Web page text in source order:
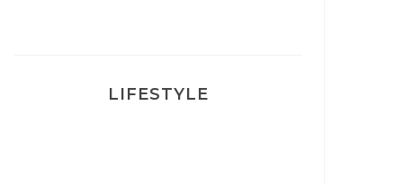
LIFESTYLE